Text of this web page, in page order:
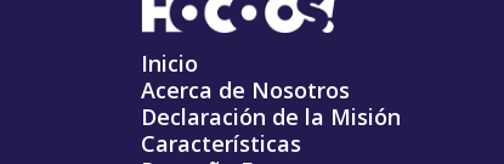
Inicio
Acerca de Nosotros
Declaración de la Misión
Características